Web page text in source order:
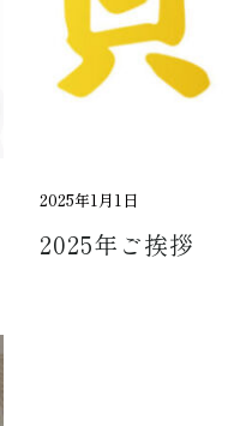
2025年1月1日
2025年ご挨拶